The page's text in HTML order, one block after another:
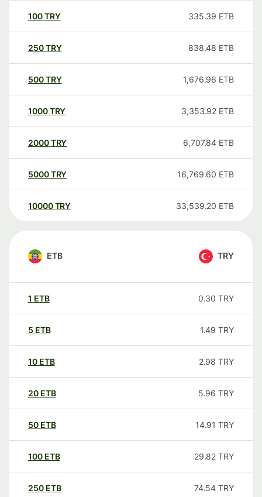
100TRY 335.39 ETB
250TRY 838.48 ETB
500TRY 1,676.96 ETB
1000TRY 3,353.92 ETB
2000TRY 6,707.84 ETB
5000TRY 16,769.60 ETB
10000 TRY 33,539.20 ETB
ETB TRY
1 ETB 0.30 TRY
5 ETB 1.49 TRY
10 ETB 2.98 TRY
20 ETB 5.96 TRY
50 ETB 14.91 TRY
100 ETB 29.82 TRY
250 ETB 74.54 TRY